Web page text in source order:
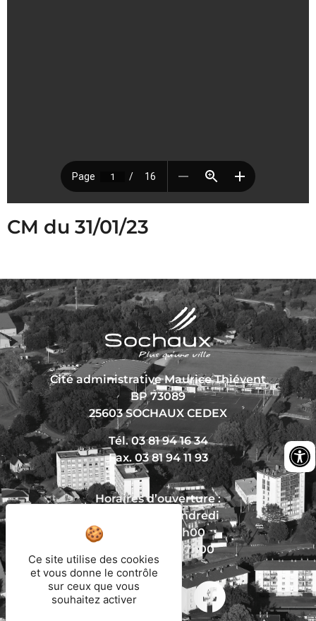
CM du 31/01/23
Cité administrative Maurice Thiévent
BP 73089
25603 SOCHAUX CEDEX
Tél. 03 81 94 16 34
Fax. 03 81 94 11 93
Horaires d’ouverture :
Du lundi au vendredi
De 8h30 à 12h00
Et de 13h30 à 17h00
Nous écrire
Ce site utilise des cookies
et vous donne le contrôle
sur ceux que vous
souhaitez activer